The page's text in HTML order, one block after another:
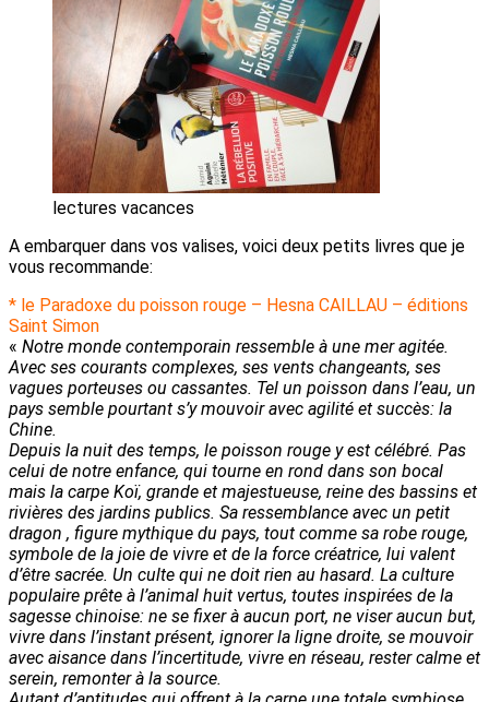
lectures vacances
A embarquer dans vos valises, voici deux petits livres que je
vous recommande:
* le Paradoxe du poisson rouge – Hesna CAILLAU – éditions
Saint Simon
« Notre monde contemporain ressemble à une mer agitée.
Avec ses courants complexes, ses vents changeants, ses
vagues porteuses ou cassantes. Tel un poisson dans l’eau, un
pays semble pourtant s’y mouvoir avec agilité et succès: la
Chine.
Depuis la nuit des temps, le poisson rouge y est célébré. Pas
celui de notre enfance, qui tourne en rond dans son bocal
mais la carpe Koï, grande et majestueuse, reine des bassins et
rivières des jardins publics. Sa ressemblance avec un petit
dragon , figure mythique du pays, tout comme sa robe rouge,
symbole de la joie de vivre et de la force créatrice, lui valent
d’être sacrée. Un culte qui ne doit rien au hasard. La culture
populaire prête à l’animal huit vertus, toutes inspirées de la
sagesse chinoise: ne se fixer à aucun port, ne viser aucun but,
vivre dans l’instant présent, ignorer la ligne droite, se mouvoir
avec aisance dans l’incertitude, vivre en réseau, rester calme et
serein, remonter à la source.